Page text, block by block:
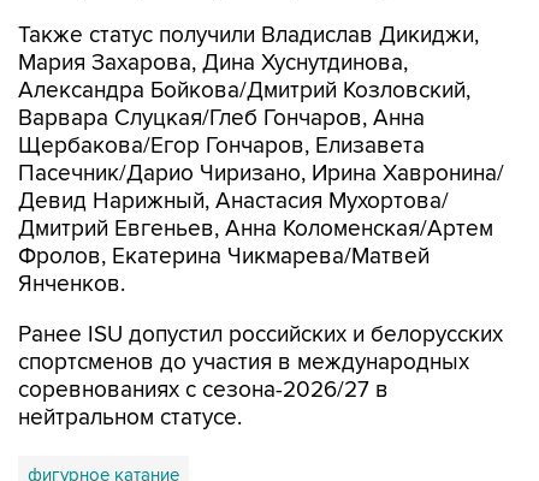
Также статус получили Владислав Дикиджи,
Мария Захарова, Дина Хуснутдинова,
Александра Бойкова/Дмитрий Козловский,
Варвара Слуцкая/Глеб Гончаров, Анна
Щербакова/Егор Гончаров, Елизавета
Пасечник/Дарио Чиризано, Ирина Хавронина/
Девид Нарижный, Анастасия Мухортова/
Дмитрий Евгеньев, Анна Коломенская/Артем
Фролов, Екатерина Чикмарева/Матвей
Янченков.
Ранее ISU допустил российских и белорусских
спортсменов до участия в международных
соревнованиях с сезона-2026/27 в
нейтральном статусе.
фигурное катание